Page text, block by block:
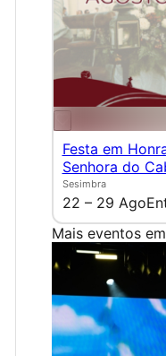
Festa em
Senhora do
Sesimbra
22 – 29 Ago
Mais eventos